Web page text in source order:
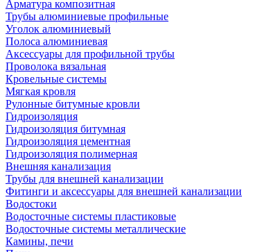
Арматура композитная
Трубы алюминиевые профильные
Уголок алюминиевый
Полоса алюминиевая
Аксессуары для профильной трубы
Проволока вязальная
Кровельные системы
Мягкая кровля
Рулонные битумные кровли
Гидроизоляция
Гидроизоляция битумная
Гидроизоляция цементная
Гидроизоляция полимерная
Внешняя канализация
Трубы для внешней канализации
Фитинги и аксессуары для внешней канализации
Водостоки
Водосточные системы пластиковые
Водосточные системы металлические
Камины, печи